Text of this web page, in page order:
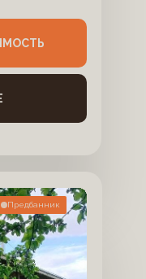
Предбанник